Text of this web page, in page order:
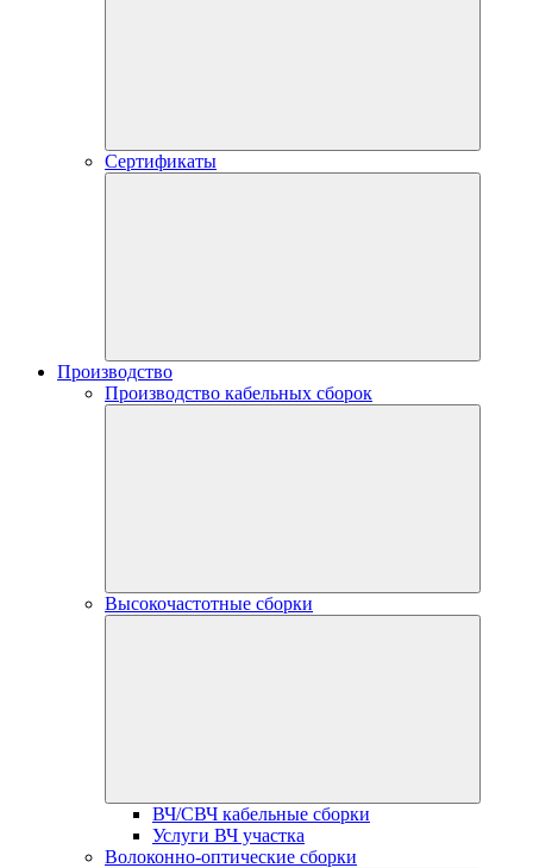
Сертификаты
Производство
Производство кабельных сборок
Высокочастотные сборки
ВЧ/СВЧ кабельные сборки
Услуги ВЧ участка
Волоконно-оптические сборки